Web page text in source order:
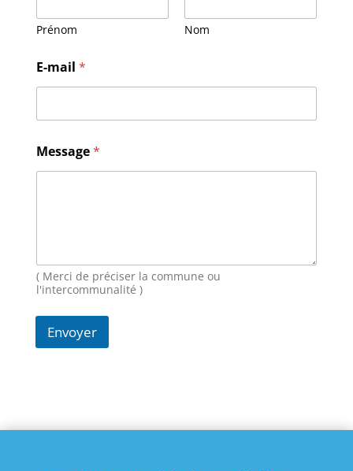
Prénom Nom
o
m
e
s
a
g
i
l
E-mail *
Message*
( Merci de préciser la commune ou
l'intercommunalité )
Envoyer